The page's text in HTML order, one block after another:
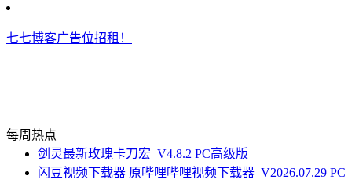
七七博客广告位招租！
每周热点
剑灵最新玫瑰卡刀宏_V4.8.2 PC高级版
闪豆视频下载器 原哔哩哔哩视频下载器_V2026.07.29 PC